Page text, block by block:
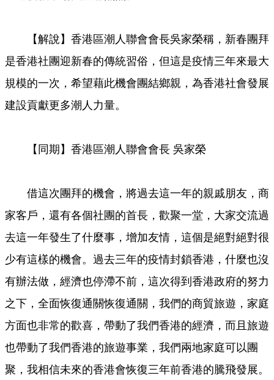
【解說】香港區潮人聯會會長吳家榮稱，新春團拜
是香港社團迎新春的傳統習俗，但這是疫情三年來最大
規模的一次，希望藉此機會團結鄉親，為香港社會發展
建設貢獻更多潮人力量。
【同期】香港區潮人聯會會長 吳家榮
借這次團拜的機會，將過去這一年的親戚朋友，商
家客戶，還有各個社團的首長，歡聚一堂，大家交流過
去這一年發生了什麼事，增加友情，這個是絕對絕對很
少有這樣的機會。過去三年的疫情封鎖香港，什麼也沒
有辦法做，經濟也停滯不前，這次得到香港政府的努力
之下，全面恢復通關恢復通關，我們的商貿旅遊，家庭
方面也非常的歡喜，帶動了我們香港的經濟，而且旅遊
也帶動了我們香港的旅遊事業，我們兩地家庭可以團
聚，我相信未來的香港會恢復三年前香港的騰飛發展。